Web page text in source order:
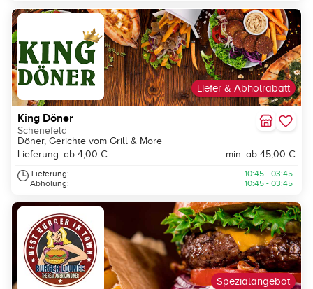
Liefer & Abholrabatt
King Döner
Schenefeld
Döner, Gerichte vom Grill & More
Lieferung: ab 4,00 €
min. ab 45,00 €
Lieferung:
Abholung:
10:45 - 03:45
10:45 - 03:45
Spezialangebot